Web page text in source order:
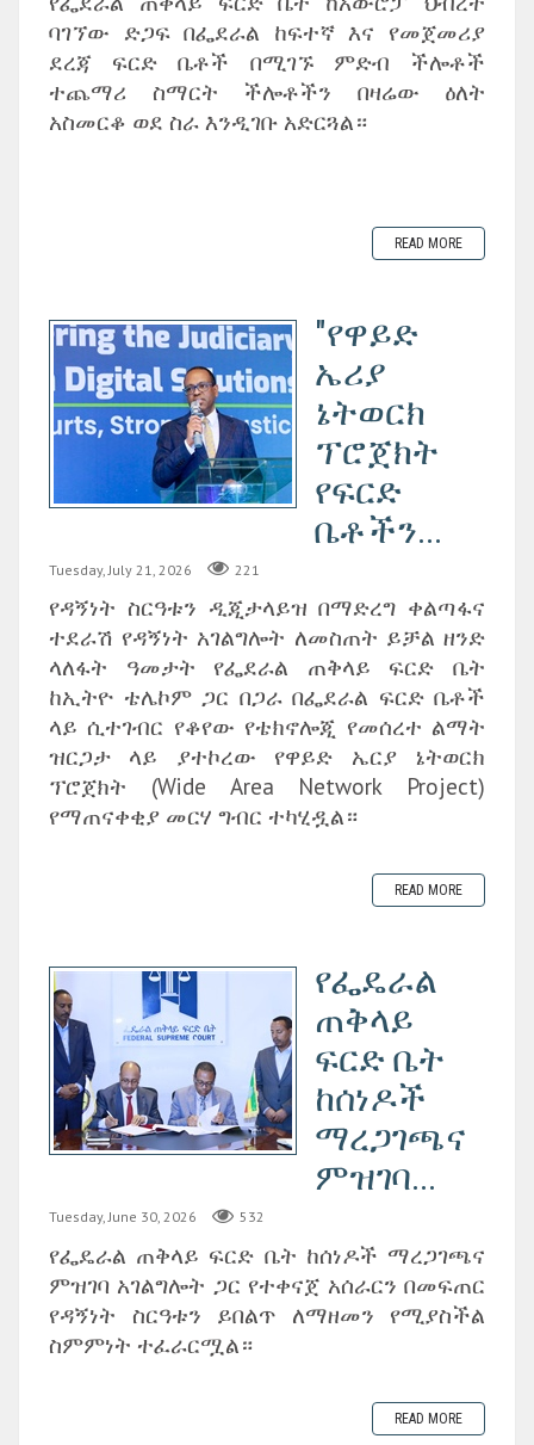
ባገኘው ድጋፍ በፌደራል ከፍተኛ እና የመጀመሪያ
ደረጃ ፍርድ ቤቶች በሚገኙ ምድብ ችሎቶች
ተጨማሪ ስማርት ችሎቶችን በዛሬው ዕለት
አስመርቆ ወደ ስራ እንዲገቡ አድርጓል።
READ MORE
"የዋይድ
ኤሪያ
ኔትወርክ
ፕሮጀክት
የፍርድ
ቤቶችን...
Tuesday, July 21, 2026 221
የዳኝነት ስርዓቱን ዲጂታላይዝ በማድረግ ቀልጣፋና
ተደራሽ የዳኝነት አገልግሎት ለመስጠት ይቻል ዘንድ
ላለፋት ዓመታት የፌደራል ጠቅላይ ፍርድ ቤት
ከኢትዮ ቴሌኮም ጋር በጋራ በፌደራል ፍርድ ቤቶች
ላይ ሲተገብር የቆየው የቴክኖሎጂ የመሰረተ ልማት
ዝርጋታ ላይ ያተኮረው የዋይድ ኤርያ ኔትወርክ
ፕሮጀክት (Wide Area Network Project)
የማጠናቀቂያ መርሃ ግብር ተካሂዷል።
READ MORE
የፌዴራል
ጠቅላይ
ፍርድ ቤት
ከሰነዶች
ማረጋገጫና
ምዝገባ...
Tuesday, June 30, 2026 532
‎የፌዴራል ጠቅላይ ፍርድ ቤት ከሰነዶች ማረጋገጫና
ምዝገባ አገልግሎት ጋር የተቀናጀ አሰራርን በመፍጠር
የዳኝነት ስርዓቱን ይበልጥ ለማዘመን የሚያስችል
ስምምነት ተፈራርሟል።
READ MORE